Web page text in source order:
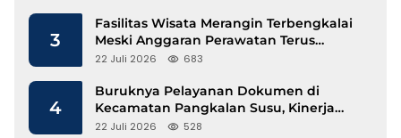
3
Fasilitas Wisata Merangin Terbengkalai
Meski Anggaran Perawatan Terus
Mengalir
22 Juli 2026 683
4
Buruknya Pelayanan Dokumen di
Kecamatan Pangkalan Susu, Kinerja
Disdukcapil Langkat Disorot
22 Juli 2026 528